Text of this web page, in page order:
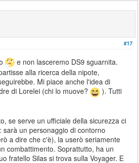
#17
e non lasceremo DS9 sguarnita.
alla ricerca della nipote,
Mi piace anche l'idea di
di Lorelei (chi lo muove?
). Tutti
se serve un ufficiale della sicurezza ci
sarà un personaggio di contorno
a dire che c'è), la userò seriamente
combattimento. Soprattutto, ha un
fratello Silas si trova sulla Voyager. E